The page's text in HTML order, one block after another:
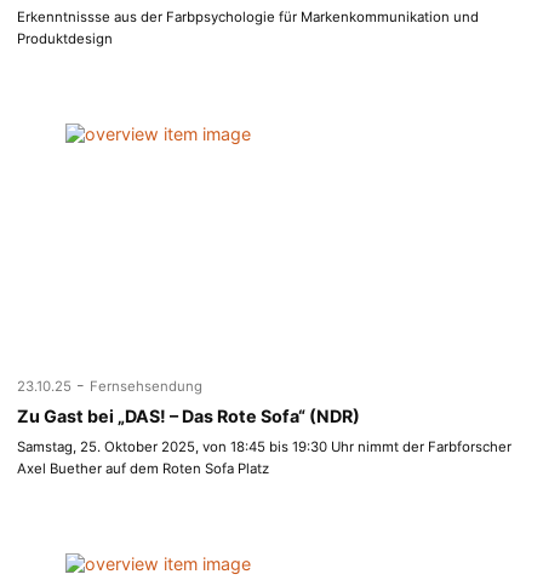
Erkenntnissse aus der Farbpsychologie für Markenkommunikation und
Produktdesign
23.10.25 - Fernsehsendung
Zu Gast bei „DAS! – Das Rote Sofa“ (NDR)
Samstag, 25. Oktober 2025, von 18:45 bis 19:30 Uhr nimmt der Farbforscher
Axel Buether auf dem Roten Sofa Platz